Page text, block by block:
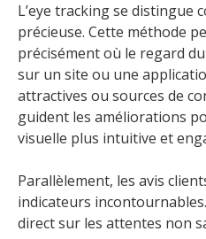
L’eye tracking se distingue
précieuse. Cette méthode
précisément où le regard
sur un site ou une
attractives ou sources de
guident les améliorations
visuelle plus intuitive et
Parallèlement, les avis
indicateurs
direct sur les attentes non